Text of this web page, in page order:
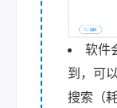
软件
到，可
搜索（